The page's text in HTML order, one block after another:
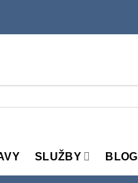
SLUŽBY BLOG